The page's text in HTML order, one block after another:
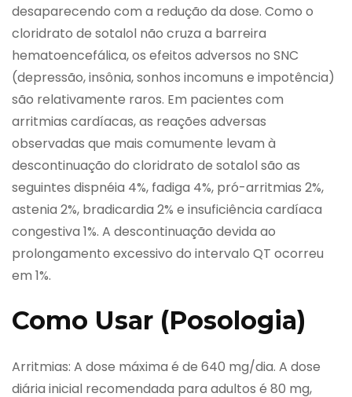
desaparecendo com a redução da dose. Como o
cloridrato de sotalol não cruza a barreira
hematoencefálica, os efeitos adversos no SNC
(depressão, insônia, sonhos incomuns e impotência)
são relativamente raros. Em pacientes com
arritmias cardíacas, as reações adversas
observadas que mais comumente levam à
descontinuação do cloridrato de sotalol são as
seguintes dispnéia 4%, fadiga 4%, pró-arritmias 2%,
astenia 2%, bradicardia 2% e insuficiência cardíaca
congestiva 1%. A descontinuação devida ao
prolongamento excessivo do intervalo QT ocorreu
em 1%.
Como Usar (Posologia)
Arritmias: A dose máxima é de 640 mg/dia. A dose
diária inicial recomendada para adultos é 80 mg,